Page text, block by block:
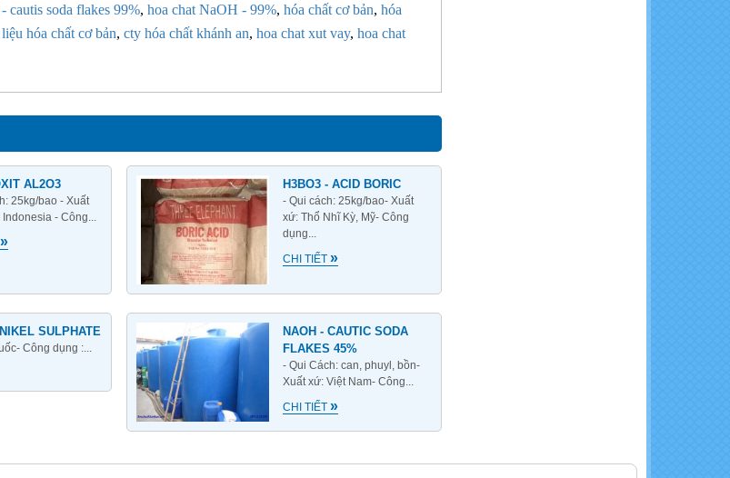
cautis soda flakes 99%,hoa chat NaOH - 99%,hóa chất cơ bản,hóa
hóa chất cơ bản,cty hóa chất khánh an,hoa chat xut vay,hoa chat
AL2O3
25kg/bao - Xuất
- Công...
»
H3BO3 - ACID BORIC
- Qui cách: 25kg/bao- Xuất
xứ: Thổ Nhĩ Kỳ, Mỹ- Công
dụng...
CHI TIẾT»
SULPHATE
Công dụng :...
NAOH - CAUTIC SODA
FLAKES 45%
- Qui Cách: can, phuyl, bồn-
Xuất xứ: Việt Nam- Công...
CHI TIẾT»